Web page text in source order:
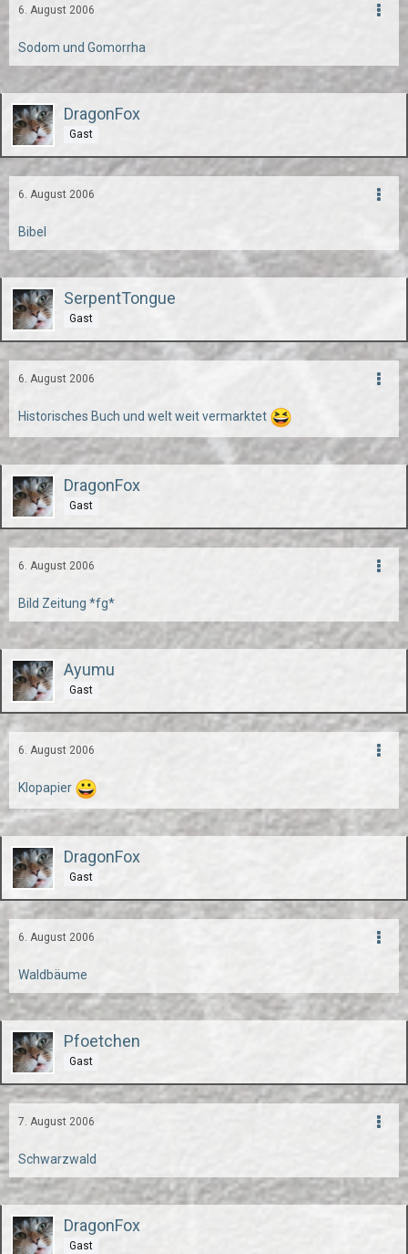
6. August 2006
Sodom und Gomorrha
DragonFox
Gast
6. August 2006
Bibel
SerpentTongue
Gast
6. August 2006
Historisches Buch und welt weit vermarktet
DragonFox
Gast
6. August 2006
Bild Zeitung *fg*
Ayumu
Gast
6. August 2006
Klopapier
DragonFox
Gast
6. August 2006
Waldbäume
Pfoetchen
Gast
7. August 2006
Schwarzwald
DragonFox
Gast